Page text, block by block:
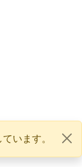
います。